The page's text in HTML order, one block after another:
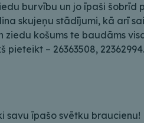
burvību un jo īpaši šobrīd
skujeņu stādījumi, kā arī
košums te baudāms
– 26363508, 22362994.
savu īpašo svētku braucienu!